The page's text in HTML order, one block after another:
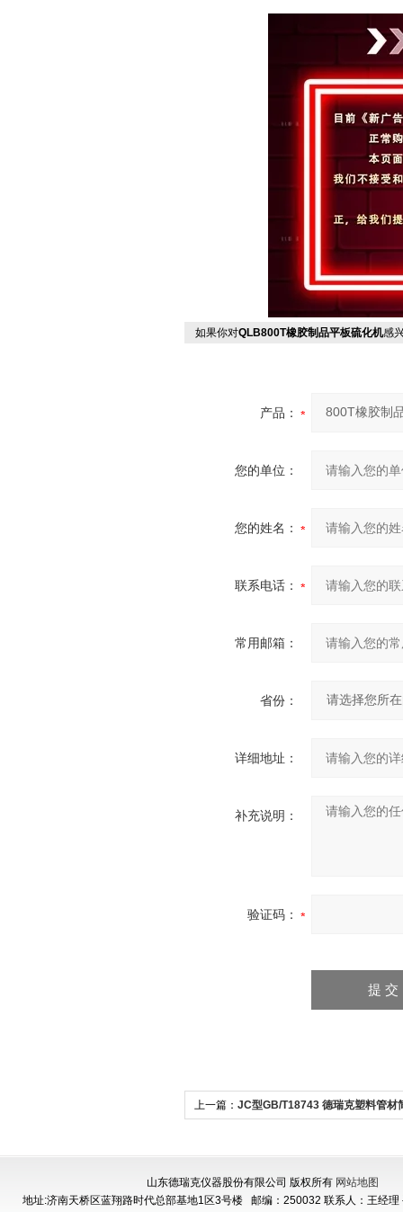
如果你对QLB800T橡胶制品平板硫化机感
产品：
您的单位：
您的姓名：
联系电话：
常用邮箱：
省份：
详细地址：
补充说明：
验证码：
上一篇： JC型GB/T18743 德瑞克塑料管材
山东德瑞克仪器股份有限公司 版权所有 网站地图
地址:济南天桥区蓝翔路时代总部基地1区3号楼 邮编：250032 联系人：王经